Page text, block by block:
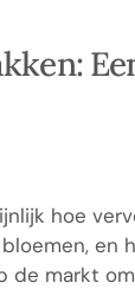
hoe
en
markt